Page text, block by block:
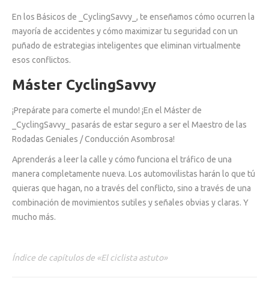
En los Básicos de _CyclingSavvy_, te enseñamos cómo ocurren la
mayoría de accidentes y cómo maximizar tu seguridad con un
puñado de estrategias inteligentes que eliminan virtualmente
esos conflictos.
Máster CyclingSavvy
¡Prepárate para comerte el mundo! ¡En el Máster de
_CyclingSavvy_ pasarás de estar seguro a ser el Maestro de las
Rodadas Geniales / Conducción Asombrosa!
Aprenderás a leer la calle y cómo funciona el tráfico de una
manera completamente nueva. Los automovilistas harán lo que tú
quieras que hagan, no a través del conflicto, sino a través de una
combinación de movimientos sutiles y señales obvias y claras. Y
mucho más.
Índice de capítulos de «El ciclista astuto»